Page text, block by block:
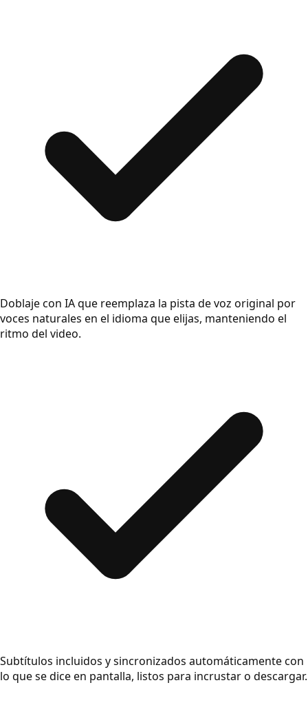
Doblaje con IA que reemplaza la pista de voz original por
voces naturales en el idioma que elijas, manteniendo el
ritmo del video.
Subtítulos incluidos y sincronizados automáticamente con
lo que se dice en pantalla, listos para incrustar o descargar.